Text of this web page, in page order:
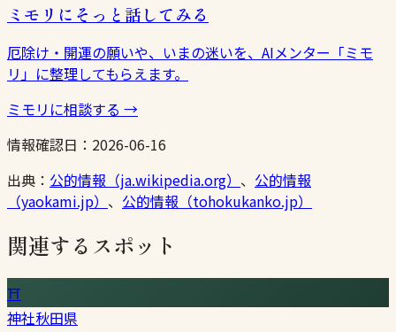
ミモリにそっと話してみる
厄除け・開運の願いや、いまの迷いを、AIメンター「ミモ
リ」に整理してもらえます。
ミモリに相談する →
情報確認日： 2026-06-16
出典： 公的情報（ja.wikipedia.org） 、 公的情報
（yaokami.jp） 、 公的情報（tohokukanko.jp）
関連するスポット
⛩
神社秋田県